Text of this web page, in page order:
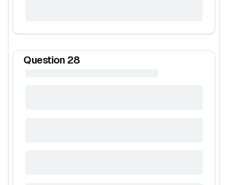
Question 28